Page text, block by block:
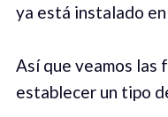
ya está instalado
Así que veamos las
establecer un tipo